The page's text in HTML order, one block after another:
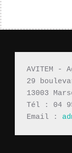
AVITEM -
29
13003
Tél : 04
Email :